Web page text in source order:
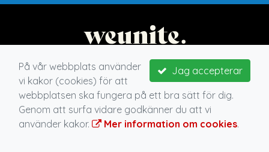
Jag accepterar
På vår webbplats använder
vi kakor (cookies) för att
webbplatsen ska fungera på ett bra sätt för dig.
Genom att surfa vidare godkänner du att vi
använder kakor.
Mer information om cookies.